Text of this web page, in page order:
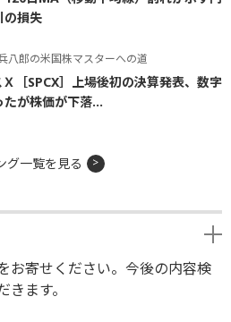
の損失
八郎の米国株マスターへの道
Ｘ［SPCX］上場後初の決算発表、数字
たが株価が下落...
グ一覧を見る
お寄せください。今後の内容検
ます。